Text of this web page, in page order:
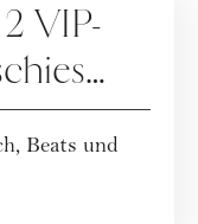
VIP-
Beats und